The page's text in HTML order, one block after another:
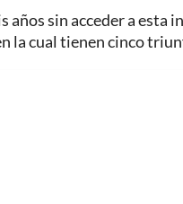
años sin acceder a
la cual tienen cinco